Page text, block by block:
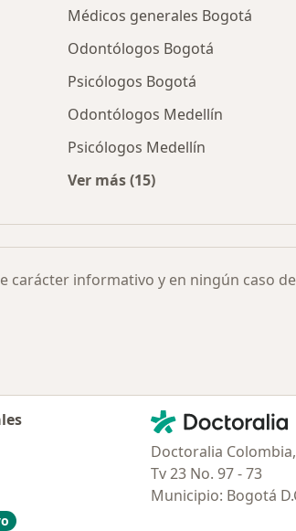
Médicos generales Bogotá
Odontólogos Bogotá
Psicólogos Bogotá
Odontólogos Medellín
Psicólogos Medellín
Ver más (15)
carácter informativo y en ningún caso
Contacto
Doctoralia - Página de inicio
Doctoralia Colombia,
Tv 23 No. 97 - 73
Municipio: Bogotá